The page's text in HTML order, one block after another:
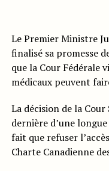
Le Premier Ministre
finalisé sa promesse
que la Cour Fédérale
médicaux peuvent
La décision de la
dernière d’une
fait que refuser
Charte Canadienne